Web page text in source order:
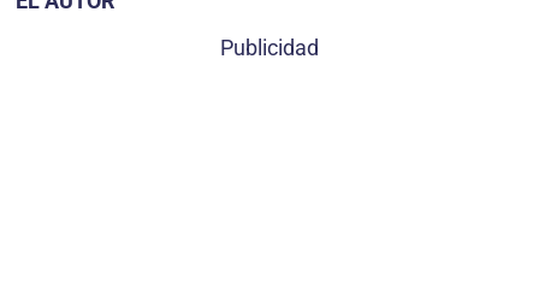
Publicidad